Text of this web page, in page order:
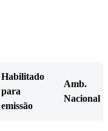
Habilitado
para
emissão
Amb.
Nacional